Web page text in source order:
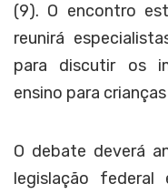
(9). O encontro
reunirá
para discutir os
ensino para
O debate deverá
legislação federal